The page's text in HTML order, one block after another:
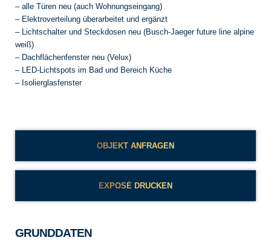
– alle Türen neu (auch Wohnungseingang)
– Elektroverteilung überarbeitet und ergänzt
– Lichtschalter und Steckdosen neu (Busch-Jaeger future line alpine
weiß)
– Dachflächenfenster neu (Velux)
– LED-Lichtspots im Bad und Bereich Küche
– Isolierglasfenster
OBJEKT ANFRAGEN
EXPOSÉ DRUCKEN
GRUNDDATEN